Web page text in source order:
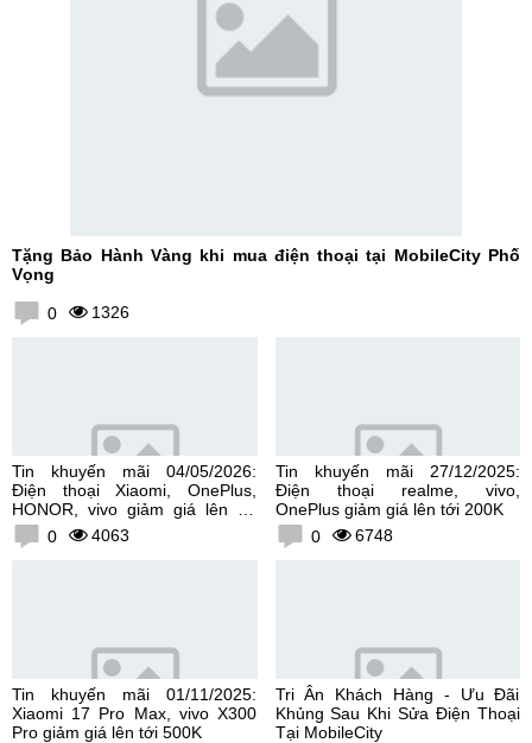
Tặng Bảo Hành Vàng khi mua điện thoại tại MobileCity Phố
Vọng
0 1326
Tin khuyến mãi 04/05/2026:
Điện thoại Xiaomi, OnePlus,
HONOR, vivo giảm giá lên tới
300K0 4063
Tin khuyến mãi 27/12/2025:
Điện thoại realme, vivo,
OnePlus giảm giá lên tới 200K
0
6748
Tin khuyến mãi 01/11/2025:
Xiaomi 17 Pro Max, vivo X300
Pro giảm giá lên tới 500K
Tri Ân Khách Hàng - Ưu Đãi
Khủng Sau Khi Sửa Điện Thoại
Tại MobileCity